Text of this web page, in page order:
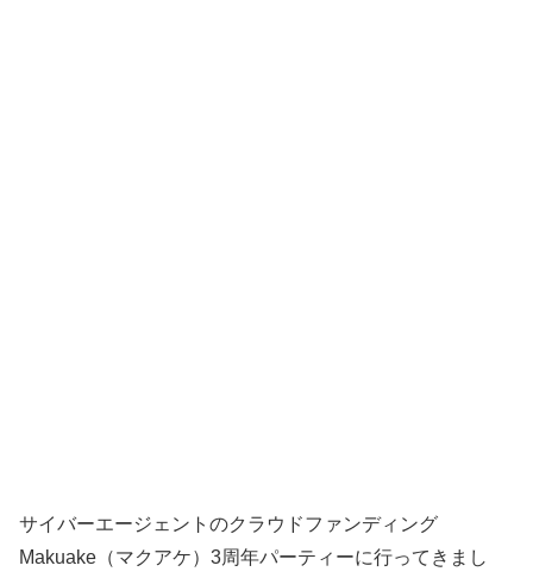
サイバーエージェントのクラウドファンディング
Makuake（マクアケ）3周年パーティーに行ってきまし